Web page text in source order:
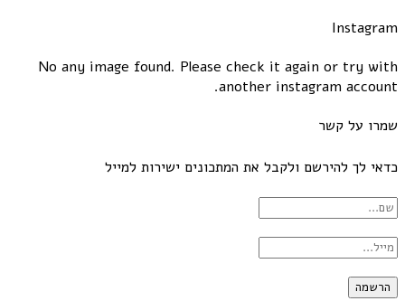
Instagram
No any image found. Please check it again or try with
another instagram account.
שמרו על קשר
כדאי לך להירשם ולקבל את המתכונים ישירות למייל